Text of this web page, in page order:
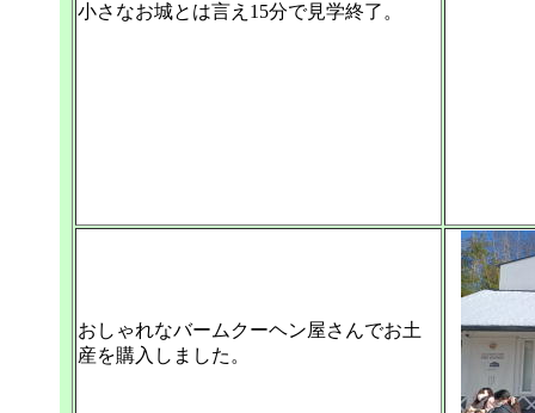
小さなお城とは言え15分で見学終了。
おしゃれなバームクーヘン屋さんでお土
産を購入しました。